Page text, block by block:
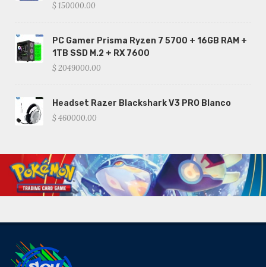
$ 150000.00
PC Gamer Prisma Ryzen 7 5700 + 16GB RAM +
1TB SSD M.2 + RX 7600
$ 2049000.00
Headset Razer Blackshark V3 PRO Blanco
$ 460000.00